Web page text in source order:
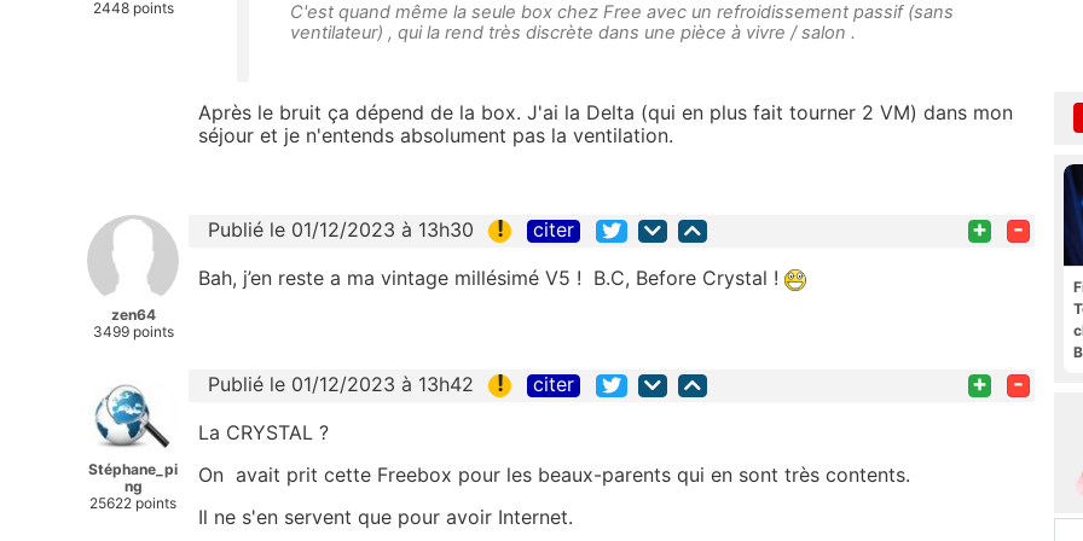
2448 points
C'est quand même la seule box chez Free avec un refroidissement passif (sans
ventilateur) , qui la rend très discrète dans une pièce à vivre / salon .
Après le bruit ça dépend de la box. J'ai la Delta (qui en plus fait tourner 2 VM) dans mon
séjour et je n'entends absolument pas la ventilation.
zen64
3499 points
Publié le 01/12/2023 à 13h30 ! citer + -
Bah, j’en reste a ma vintage millésimé V5 ! B.C, Before Crystal !
Stéphane_pi
ng
25622 points
Publié le 01/12/2023 à 13h42 ! citer + -
La CRYSTAL ?
On avait prit cette Freebox pour les beaux-parents qui en sont très contents.
Il ne s'en servent que pour avoir Internet.